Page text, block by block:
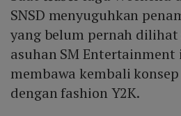
SNSD menyuguhkan
yang belum pernah
asuhan SM
membawa kembali
dengan fashion Y2K.